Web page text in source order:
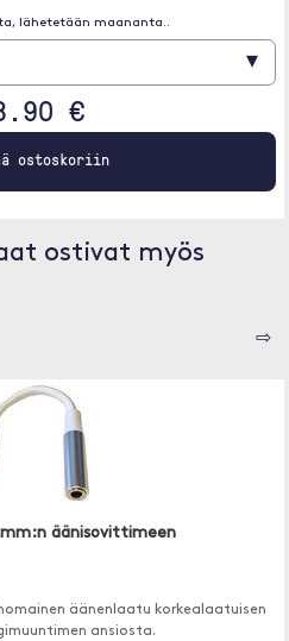
lähetetään maananta..
▾
€
ostoskoriin
ostivat myös
⇨
äänisovittimeen
äänenlaatu korkealaatuisen
ansiosta.